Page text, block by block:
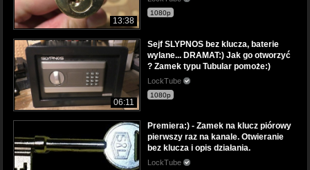
13:38
1080p
06:11
Sejf SLYPNOS bez klucza, baterie
wylane... DRAMAT:) Jak go otworzyć
? Zamek typu Tubular pomoże:)
LockTube
1080p
Premiera:) - Zamek na klucz piórowy
pierwszy raz na kanale. Otwieranie
bez klucza i opis działania.
LockTube